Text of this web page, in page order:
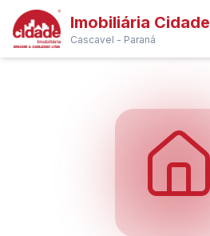
Imobiliária Cidade
Cascavel - Paraná